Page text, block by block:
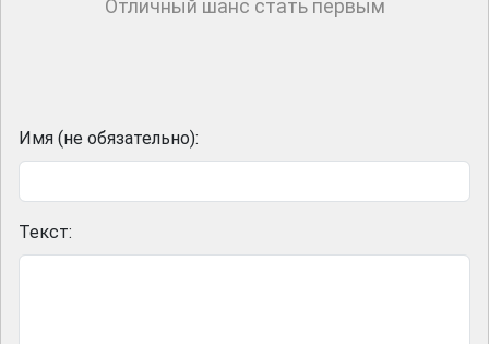
Отличный шанс стать первым
Имя (не обязательно):
Текст: